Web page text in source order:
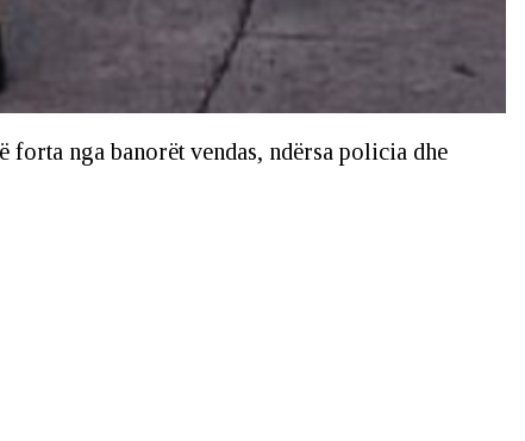
nga banorët vendas, ndërsa policia dhe